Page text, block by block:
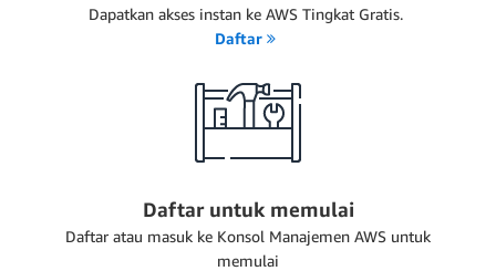
Dapatkan akses instan ke AWS Tingkat Gratis.
Daftar
Daftar untuk memulai
Daftar atau masuk ke Konsol Manajemen AWS untuk
memulai